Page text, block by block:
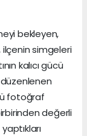
bekleyen,
ilçenin simgeleri
kalıcı gücü
fotoğraf
değerli